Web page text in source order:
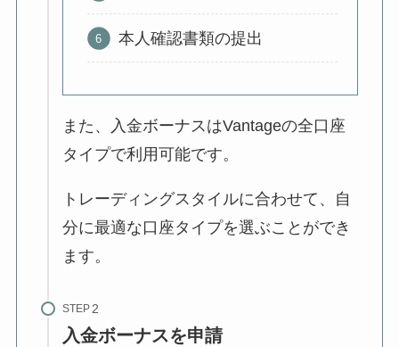
本人確認書類の提出
また、入金ボーナスはVantageの全口座
タイプで利用可能です。
トレーディングスタイルに合わせて、自
分に最適な口座タイプを選ぶことができ
ます。
STEP
入金ボーナスを申請